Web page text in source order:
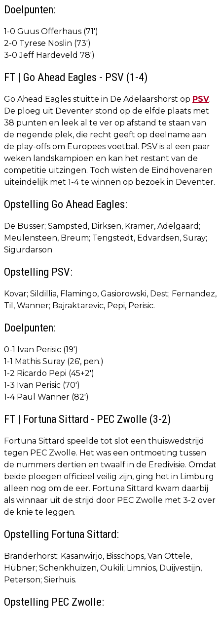
Doelpunten:
1-0 Guus Offerhaus (71')
2-0 Tyrese Noslin (73')
3-0 Jeff Hardeveld 78')
FT | Go Ahead Eagles - PSV (1-4)
Go Ahead Eagles stuitte in De Adelaarshorst op PSV.
De ploeg uit Deventer stond op de elfde plaats met
38 punten en leek al te ver op afstand te staan van
de negende plek, die recht geeft op deelname aan
de play-offs om Europees voetbal. PSV is al een paar
weken landskampioen en kan het restant van de
competitie uitzingen. Toch wisten de Eindhovenaren
uiteindelijk met 1-4 te winnen op bezoek in Deventer.
Opstelling Go Ahead Eagles:
De Busser; Sampsted, Dirksen, Kramer, Adelgaard;
Meulensteen, Breum; Tengstedt, Edvardsen, Suray;
Sigurdarson
Opstelling PSV:
Kovar; Sildillia, Flamingo, Gasiorowski, Dest; Fernandez,
Til, Wanner; Bajraktarevic, Pepi, Perisic.
Doelpunten:
0-1 Ivan Perisic (19')
1-1 Mathis Suray (26', pen.)
1-2 Ricardo Pepi (45+2')
1-3 Ivan Perisic (70')
1-4 Paul Wanner (82')
FT | Fortuna Sittard - PEC Zwolle (3-2)
Fortuna Sittard speelde tot slot een thuiswedstrijd
tegen PEC Zwolle. Het was een ontmoeting tussen
de nummers dertien en twaalf in de Eredivisie. Omdat
beide ploegen officieel veilig zijn, ging het in Limburg
alleen nog om de eer. Fortuna Sittard kwam daarbij
als winnaar uit de strijd door PEC Zwolle met 3-2 over
de knie te leggen.
Opstelling Fortuna Sittard:
Branderhorst; Kasanwirjo, Bisschops, Van Ottele,
Hübner; Schenkhuizen, Oukili; Limnios, Duijvestijn,
Peterson; Sierhuis.
Opstelling PEC Zwolle: